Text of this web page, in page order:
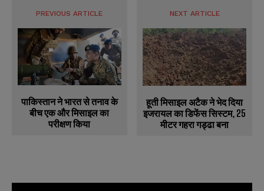
PREVIOUS ARTICLE
पाकिस्तान ने भारत से तनाव के
बीच एक और मिसाइल का
परीक्षण किया
NEXT ARTICLE
हूती मिसाइल अटैक ने भेद दिया
इजरायल का डिफेंस सिस्टम, 25
मीटर गहरा गड्ढा बना